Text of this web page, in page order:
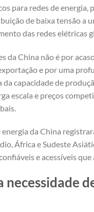
para redes de
de baixa tensão a
das redes elétricas
da China não é por
e por uma
capacidade de
escala e preços
da China
África e Sudeste
e acessíveis
necessidade